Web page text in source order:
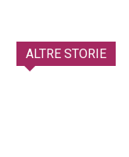
ALTRE STORIE